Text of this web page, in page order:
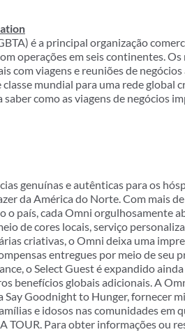
é a principal organização
operações em seis continentes.
com viagens e reuniões de
mundial para uma rede global
como as viagens de negócios
genuínas e autênticas para os
da América do Norte. Com mais
o país, cada Omni orgulhosamente
de cores locais, serviço
criativas, o Omni deixa uma
entregues por meio de seu
o Select Guest é expandido
benefícios globais adicionais. A
Goodnight to Hunger, fornecer
e idosos nas comunidades em
TOUR. Para obter informações ou